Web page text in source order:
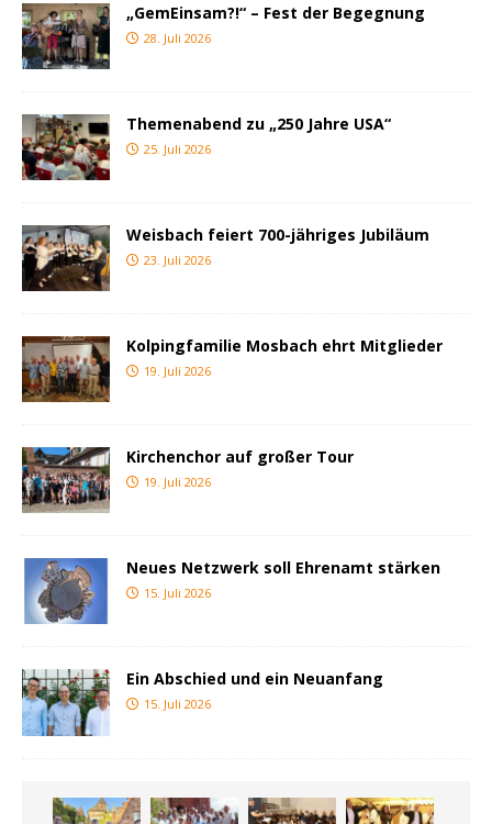
„GemEinsam?!“ – Fest der Begegnung
28. Juli 2026
Themenabend zu „250 Jahre USA“
25. Juli 2026
Weisbach feiert 700-jähriges Jubiläum
23. Juli 2026
Kolpingfamilie Mosbach ehrt Mitglieder
19. Juli 2026
Kirchenchor auf großer Tour
19. Juli 2026
Neues Netzwerk soll Ehrenamt stärken
15. Juli 2026
Ein Abschied und ein Neuanfang
15. Juli 2026